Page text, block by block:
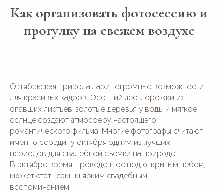
Как организовать фотосессию и
прогулку на свежем воздухе
Октябрьская природа дарит огромные возможности
для красивых кадров. Осенний лес, дорожки из
опавших листьев, золотые деревья у воды и мягкое
солнце создают атмосферу настоящего
романтического фильма. Многие фотографы считают
именно середину октября одним из лучших
периодов для свадебной съемки на природе.
В октябре время, проведенное под открытым небом,
может стать самым ярким свадебным
воспоминанием.